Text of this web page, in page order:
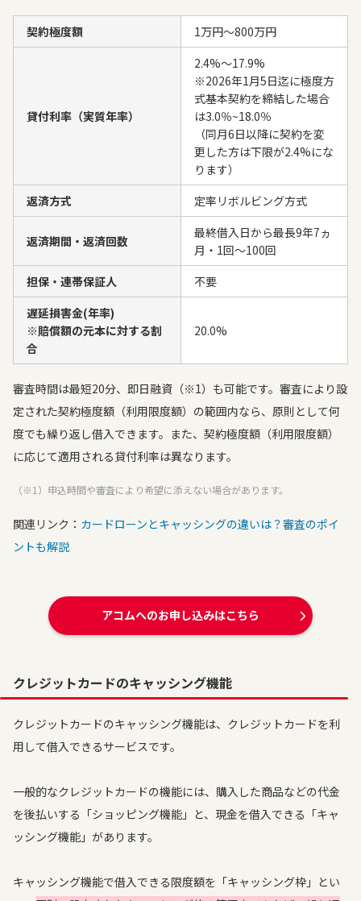
契約極度額 1万円〜800万円
貸付利率（実質年率）
2.4%～17.9%
※2026年1月5日迄に極度方
式基本契約を締結した場合
は3.0％~18.0％
（同月6日以降に契約を変
更した方は下限が2.4%にな
ります）
返済方式
定率リボルビング方式
返済期間・返済回数
最終借入日から最長9年7ヵ
月・1回～100回
担保・連帯保証人
不要
遅延損害金(年率)
※賠償額の元本に対する割
合
20.0%
審査時間は最短20分、即日融資（※1）も可能です。審査により設
定された契約極度額（利用限度額）の範囲内なら、原則として何
度でも繰り返し借入できます。また、契約極度額（利用限度額）
に応じて適用される貸付利率は異なります。
（※1）申込時間や審査により希望に添えない場合があります。
関連リンク： カードローンとキャッシングの違いは？審査のポイ
ントも解説
アコムへのお申し込みはこちら
クレジットカードのキャッシング機能
クレジットカードのキャッシング機能は、クレジットカードを利
用して借入できるサービスです。
一般的なクレジットカードの機能には、購入した商品などの代金
を後払いする「ショッピング機能」と、現金を借入できる「キャ
ッシング機能」があります。
キャッシング機能で借入できる限度額を「キャッシング枠」とい